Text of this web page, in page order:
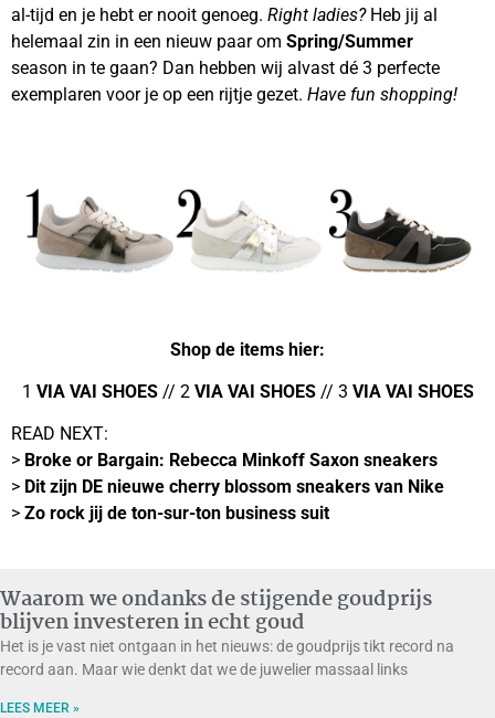
al-tijd en je hebt er nooit genoeg. Right ladies? Heb jij al
helemaal zin in een nieuw paar om Spring/Summer
season in te gaan? Dan hebben wij alvast dé 3 perfecte
exemplaren voor je op een rijtje gezet. Have fun shopping!
Shop de items hier:
1 VIA VAI SHOES// 2 VIA VAI SHOES// 3 VIA VAI SHOES
READ NEXT:
> Broke or Bargain: Rebecca Minkoff Saxon sneakers
> Dit zijn DE nieuwe cherry blossom sneakers van Nike
> Zo rock jij de ton-sur-ton business suit
Waarom we ondanks de stijgende goudprijs
blijven investeren in echt goud
Het is je vast niet ontgaan in het nieuws: de goudprijs tikt record na
record aan. Maar wie denkt dat we de juwelier massaal links
LEES MEER »